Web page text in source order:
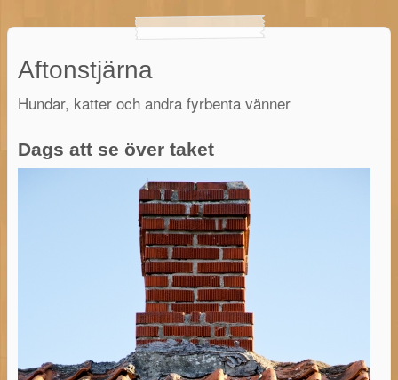
Aftonstjärna
Hundar, katter och andra fyrbenta vänner
Dags att se över taket